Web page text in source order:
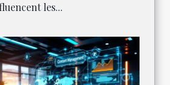
les...